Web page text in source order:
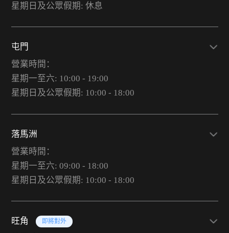
星期日及公眾假期: 休息
屯門
營業時間：
星期一至六: 10:00 - 19:00
星期日及公眾假期: 10:00 - 18:00
落馬洲
營業時間：
星期一至六: 09:00 - 18:00
星期日及公眾假期: 10:00 - 18:00
旺角 即將對外